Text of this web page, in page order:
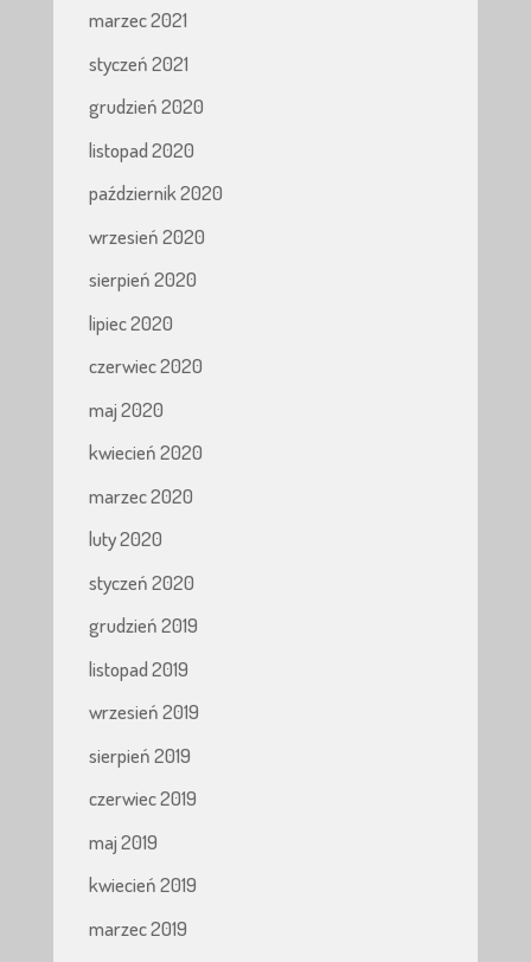
marzec 2021
styczeń 2021
grudzień 2020
listopad 2020
październik 2020
wrzesień 2020
sierpień 2020
lipiec 2020
czerwiec 2020
maj 2020
kwiecień 2020
marzec 2020
luty 2020
styczeń 2020
grudzień 2019
listopad 2019
wrzesień 2019
sierpień 2019
czerwiec 2019
maj 2019
kwiecień 2019
marzec 2019